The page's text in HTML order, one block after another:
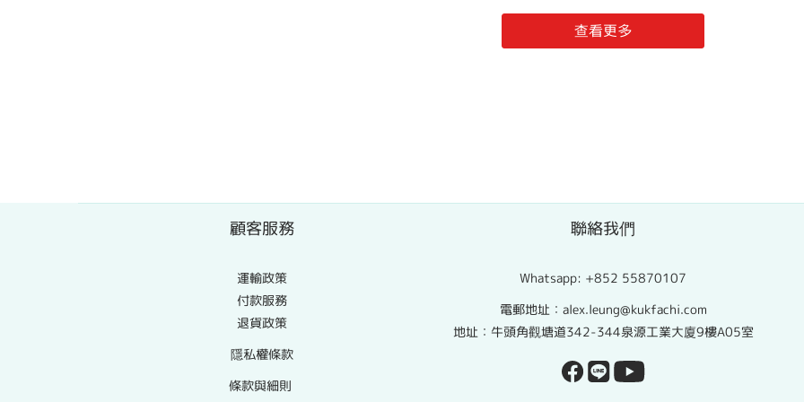
查看更多
顧客服務
運輸政策
付款服務
退貨政策
隱私權條款
條款與細則
聯絡我們
Whatsapp: +852 55870107
電郵地址：alex.leung@kukfachi.com
地址：牛頭角觀塘道342-344泉源工業大廈9樓A05室